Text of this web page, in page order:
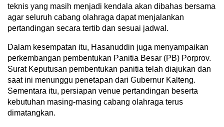
teknis yang masih menjadi kendala akan dibahas bersama
agar seluruh cabang olahraga dapat menjalankan
pertandingan secara tertib dan sesuai jadwal.
Dalam kesempatan itu, Hasanuddin juga menyampaikan
perkembangan pembentukan Panitia Besar (PB) Porprov.
Surat Keputusan pembentukan panitia telah diajukan dan
saat ini menunggu penetapan dari Gubernur Kalteng.
Sementara itu, persiapan venue pertandingan beserta
kebutuhan masing-masing cabang olahraga terus
dimatangkan.